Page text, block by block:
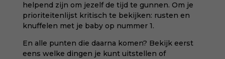
helpend zijn om jezelf de tijd te gunnen. Om je
prioriteitenlijst kritisch te bekijken: rusten en
knuffelen met je baby op nummer 1.
En alle punten die daarna komen? Bekijk eerst
eens welke dingen je kunt uitstellen of